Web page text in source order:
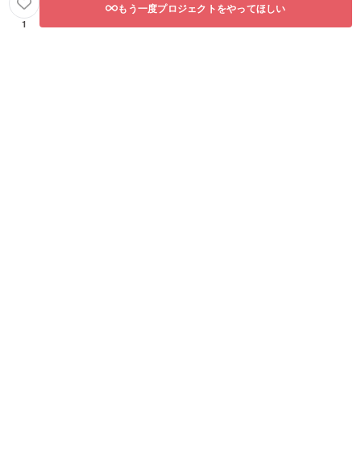
1
もう一度プロジェクトをやってほしい